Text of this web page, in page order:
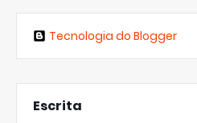
Tecnologia do Blogger
Escrita